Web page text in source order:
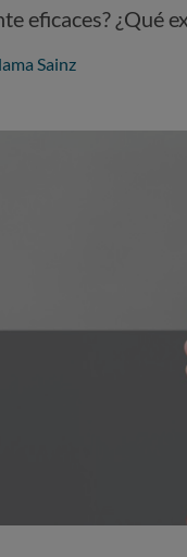
eficaces? ¿Qué
Sainz